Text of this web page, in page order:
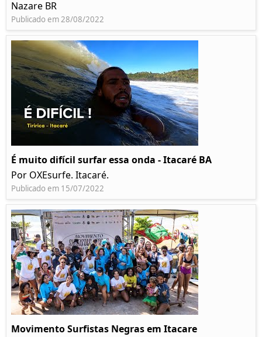
Nazare BR
Publicado em 28/08/2022
É muito difícil surfar essa onda - Itacaré BA
Por OXEsurfe. Itacaré.
Publicado em 15/07/2022
Movimento Surfistas Negras em Itacare